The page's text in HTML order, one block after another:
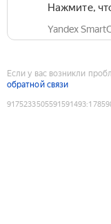
Нажмите,
Yandex
Если у вас возникли
обратной связи
9175233505591591493: